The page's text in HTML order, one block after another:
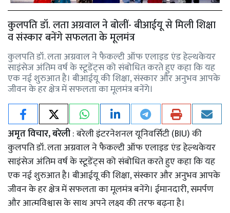
कुलपति डॉ. लता अग्रवाल ने बोलीं- बीआईयू से मिली शिक्षा
व संस्कार बनेंगे सफलता के मूलमंत्र
कुलपति डॉ. लता अग्रवाल ने फैकल्टी ऑफ एलाइड एंड हेल्थकेयर
साइंसेज अंतिम वर्ष के स्टूडेंट्स को संबोधित करते हुए कहा कि यह
एक नई शुरुआत है। बीआईयू की शिक्षा, संस्कार और अनुभव आपके
जीवन के हर क्षेत्र में सफलता का मूलमंत्र बनेंगे।
अमृत विचार, बरेली: बरेली इंटरनेशनल यूनिवर्सिटी (BIU) की
कुलपति डॉ. लता अग्रवाल ने फैकल्टी ऑफ एलाइड एंड हेल्थकेयर
साइंसेज अंतिम वर्ष के स्टूडेंट्स को संबोधित करते हुए कहा कि यह
एक नई शुरुआत है। बीआईयू की शिक्षा, संस्कार और अनुभव आपके
जीवन के हर क्षेत्र में सफलता का मूलमंत्र बनेंगे। ईमानदारी, समर्पण
और आत्मविश्वास के साथ अपने लक्ष्य की तरफ बढ़ना है।